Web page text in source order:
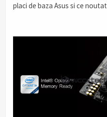
placi de baza Asus si ce